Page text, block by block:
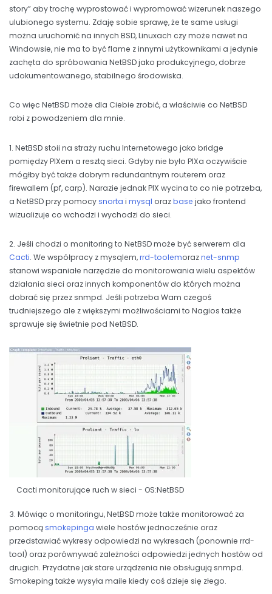
story” aby trochę wyprostować i wypromować wizerunek naszego
ulubionego systemu. Zdaję sobie sprawę, że te same usługi
można uruchomić na innych BSD, Linuxach czy może nawet na
Windowsie, nie ma to być flame z innymi użytkownikami a jedynie
zachęta do spróbowania NetBSD jako produkcyjnego, dobrze
udokumentowanego, stabilnego środowiska.
Co więc NetBSD może dla Ciebie zrobić, a właściwie co NetBSD
robi z powodzeniem dla mnie.
1. NetBSD stoii na straży ruchu Internetowego jako bridge
pomiędzy PIXem a resztą sieci. Gdyby nie było PIXa oczywiście
mógłby być także dobrym redundantnym routerem oraz
firewallem (pf, carp). Narazie jednak PIX wycina to co nie potrzeba,
a NetBSD przy pomocysnorta i mysql orazbase jako frontend
wizualizuje co wchodzi i wychodzi do sieci.
2. Jeśli chodzi o monitoring to NetBSD może być serwerem dla
Cacti. We współpracy z mysqlem,rrd-toolemoraznet-snmp
stanowi wspaniałe narzędzie do monitorowania wielu aspektów
działania sieci oraz innych komponentów do których można
dobrać się przez snmpd. Jeśli potrzeba Wam czegoś
trudniejszego ale z większymi możliwościami to Nagios także
sprawuje się świetnie pod NetBSD.
Cacti monitorujące ruch w sieci - OS:NetBSD
3. Mówiąc o monitoringu, NetBSD może także monitorować za
pomocąsmokepinga wiele hostów jednocześnie oraz
przedstawiać wykresy odpowiedzi na wykresach (ponownie rrd-
tool) oraz porównywać zależności odpowiedzi jednych hostów od
drugich. Przydatne jak stare urządzenia nie obsługują snmpd.
Smokeping także wysyła maile kiedy coś dzieje się złego.